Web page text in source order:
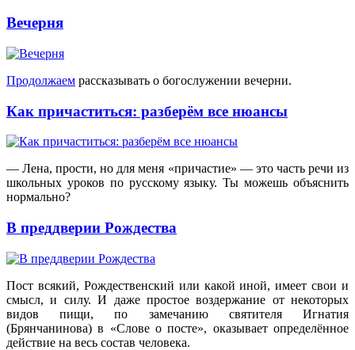
Вечерня
Продолжаем рассказывать о богослужении вечерни.
Как причаститься: разберём все нюансы
— Лена, прости, но для меня «причастие» — это часть речи из
школьных уроков по русскому языку. Ты можешь объяснить
нормально?
В преддверии Рождества
Пост всякий, Рождественский или какой иной, имеет свои и
смысл, и силу. И даже простое воздержание от некоторых
видов пищи, по замечанию святителя Игнатия
(Брянчанинова) в «Слове о посте», оказывает определённое
действие на весь состав человека.